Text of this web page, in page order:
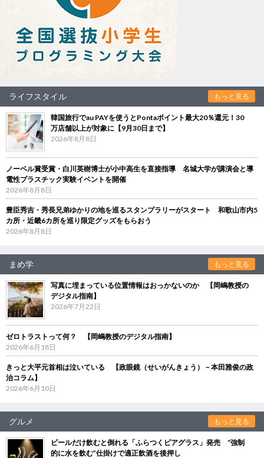
ライフスタイル もっと見る
韓国旅行でau PAYを使うとPontaポイント最大20％還元！30
万店舗以上が対象に【9月30日まで】
2026年8月8日
ノーベル賞受賞・白川英樹博士が小中高生を直接指導 名城大学が講演会と導
電性プラスチック実験イベントを開催
2026年8月8日
豊臣秀吉・秀長兄弟ゆかりの地を巡るスタンプラリーがスタート 和歌山市内5
カ所・近畿6カ所を巡り限定グッズをもらおう
2026年8月8日
まめ学 もっと見る
写真に埋まっている位置情報はおっかないのか 【岡嶋教授の
デジタル指南】
2026年7月22日
ゼロトラストって何？ 【岡嶋教授のデジタル指南】
2026年6月18日
きっと大平元首相は泣いている 【政眼鏡（せいがんきょう）－本田雅俊の政
治コラム】
2026年6月10日
グルメ もっと見る
ビールだけ飲むと倒れる「ふらつくビアグラス」発売 “強制
的に水を飲む”仕掛けで適正飲酒を後押し